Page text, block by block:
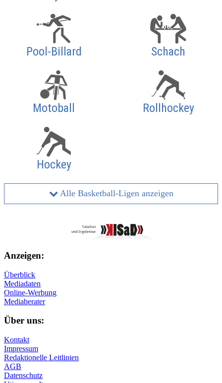
Pool-Billard Schach
Motoball Rollhockey
Hockey
Alle Basketball-Ligen anzeigen
Anzeigen:
Überblick
Mediadaten
Online-Werbung
Mediaberater
Über uns:
Kontakt
Impressum
Redaktionelle Leitlinien
AGB
Datenschutz